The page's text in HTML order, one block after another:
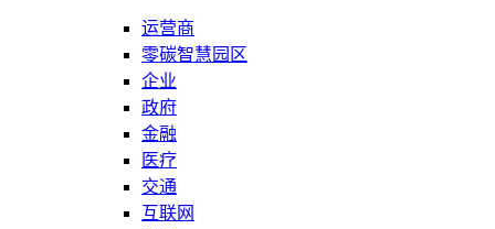
运营商
零碳智慧园区
企业
政府
金融
医疗
交通
互联网